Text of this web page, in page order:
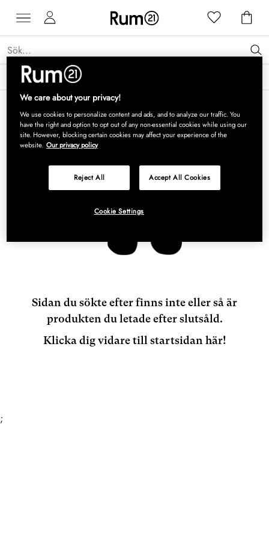
Få 15 % rabatt på Grythyttan Stålmöbler* →
Sidan du sökte efter finns inte eller så är
produkten du letade efter slutsåld.
Klicka dig vidare till startsidan här!
;
We care about your privacy!
We use cookies to personalize content and ads, and to analyze our traffic. You
have the right and option to opt out of any non-essential cookies while using our
site. However, blocking certain cookies may affect your experience of the
website. Our privacy policy
Reject All Accept All Cookies
Cookie Settings